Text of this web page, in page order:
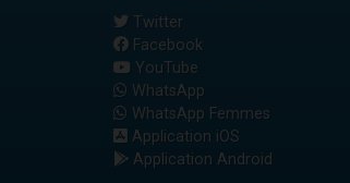
Twitter
Facebook
YouTube
WhatsApp
WhatsApp Femmes
Application iOS
Application Android